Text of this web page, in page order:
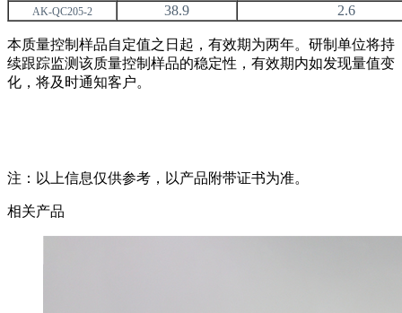
AK-QC205-2 38.9 2.6
本质量控制样品自定值之日起，有效期为两年。研制单位将持
续跟踪监测该质量控制样品的稳定性，有效期内如发现量值变
化，将及时通知客户。
注：以上信息仅供参考，以产品附带证书为准。
相关产品